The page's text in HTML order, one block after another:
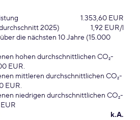
1.353,60 EUR
2025)
1,92 EUR/l
die nächsten 10 Jahre (15.000
hohen durchschnittlichen CO₂-
EUR.
mittleren durchschnittlichen CO₂-
EUR.
niedrigen durchschnittlichen CO₂-
k.A.